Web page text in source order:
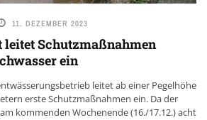
11. DEZEMBER 2023
leitet Schutzmaßnahmen
ein
leitet ab einer Pegelhöhe
erste Schutzmaßnahmen ein. Da der
kommenden Wochenende (16./17.12.) acht